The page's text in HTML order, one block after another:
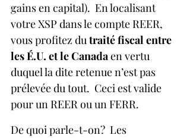
gains en capital).  En localisant
votre XSP dans le compte REER,
vous profitez du traité fiscal entre
les É.U. et le Canada en vertu
duquel la dite retenue n’est pas
prélevée du tout.  Ceci est valide
pour un REER ou un FERR.
De quoi parle-t-on?  Les